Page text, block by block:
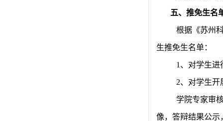
五、推免生名
根据《苏州
生推免生名单：
1 、对学生进
2、对学生开
学院专家审
像，答辩结果公示